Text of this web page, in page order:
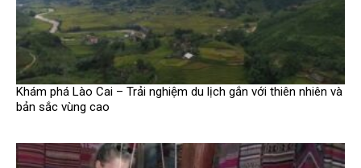
Khám phá Lào Cai – Trải nghiệm du lịch gắn với thiên nhiên và
bản sắc vùng cao